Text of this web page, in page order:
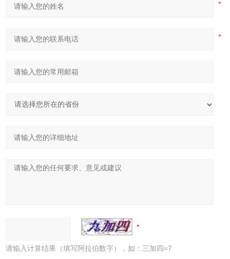
请输入计算结果（填写阿拉伯数字），如：三加四=7